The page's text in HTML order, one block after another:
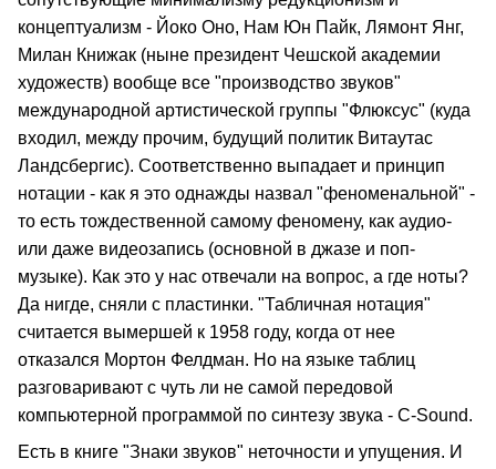
концептуализм - Йоко Оно, Нам Юн Пайк, Лямонт Янг,
Милан Книжак (ныне президент Чешской академии
художеств) вообще все "производство звуков"
международной артистической группы "Флюксус" (куда
входил, между прочим, будущий политик Витаутас
Ландсбергис). Соответственно выпадает и принцип
нотации - как я это однажды назвал "феноменальной" -
то есть тождественной самому феномену, как аудио-
или даже видеозапись (основной в джазе и поп-
музыке). Как это у нас отвечали на вопрос, а где ноты?
Да нигде, сняли с пластинки. "Табличная нотация"
считается вымершей к 1958 году, когда от нее
отказался Мортон Фелдман. Но на языке таблиц
разговаривают с чуть ли не самой передовой
компьютерной программой по синтезу звука - C-Sound.
Есть в книге "Знаки звуков" неточности и упущения. И